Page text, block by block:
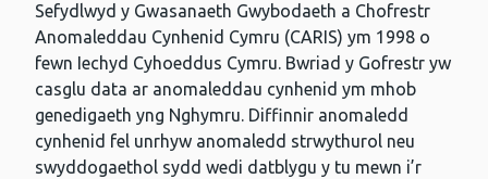
Sefydlwyd y Gwasanaeth Gwybodaeth a Chofrestr
Anomaleddau Cynhenid Cymru (CARIS) ym 1998 o
fewn Iechyd Cyhoeddus Cymru. Bwriad y Gofrestr yw
casglu data ar anomaleddau cynhenid ym mhob
genedigaeth yng Nghymru. Diffinnir anomaledd
cynhenid fel unrhyw anomaledd strwythurol neu
swyddogaethol sydd wedi datblygu y tu mewn i’r